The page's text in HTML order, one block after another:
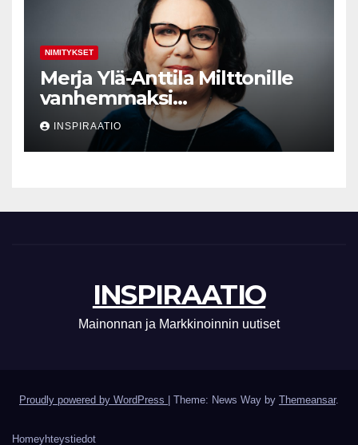
NIMITYKSET
Merja Ylä-Anttila Milttonille
vanhemmaksi
neuvonantajaksi
INSPIRAATIO
INSPIRAATIO
Mainonnan ja Markkinoinnin uutiset
Proudly powered by WordPress Theme: News Way by Themeansar.
Homeyhteystiedot